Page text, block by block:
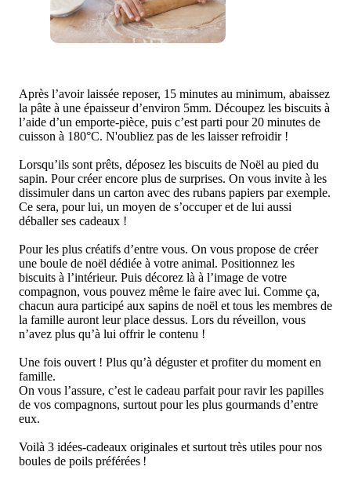
Après l’avoir laissée reposer, 15 minutes au minimum, abaissez
la pâte à une épaisseur d’environ 5mm. Découpez les biscuits à
l’aide d’un emporte-pièce, puis c’est parti pour 20 minutes de
cuisson à 180°C. N'oubliez pas de les laisser refroidir !
Lorsqu’ils sont prêts, déposez les biscuits de Noël au pied du
sapin. Pour créer encore plus de surprises. On vous invite à les
dissimuler dans un carton avec des rubans papiers par exemple.
Ce sera, pour lui, un moyen de s’occuper et de lui aussi
déballer ses cadeaux !
Pour les plus créatifs d’entre vous. On vous propose de créer
une boule de noël dédiée à votre animal. Positionnez les
biscuits à l’intérieur. Puis décorez là à l’image de votre
compagnon, vous pouvez même le faire avec lui. Comme ça,
chacun aura participé aux sapins de noël et tous les membres de
la famille auront leur place dessus. Lors du réveillon, vous
n’avez plus qu’à lui offrir le contenu !
Une fois ouvert ! Plus qu’à déguster et profiter du moment en
famille.
On vous l’assure, c’est le cadeau parfait pour ravir les papilles
de vos compagnons, surtout pour les plus gourmands d’entre
eux.
Voilà 3 idées-cadeaux originales et surtout très utiles pour nos
boules de poils préférées !